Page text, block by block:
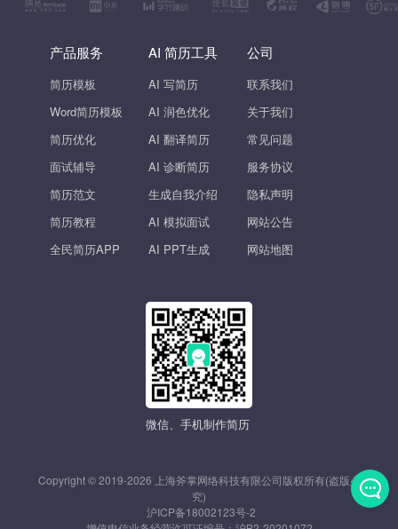
产品服务
简历模板
Word简历模板
简历优化
面试辅导
简历范文
简历教程
全民简历APP
AI 简历工具
AI 写简历
AI 润色优化
AI 翻译简历
AI 诊断简历
生成自我介绍
AI 模拟面试
AI PPT生成
公司
联系我们
关于我们
常见问题
服务协议
隐私声明
网站公告
网站地图
微信、手机制作简历
Copyright © 2019-2026 上海斧掌网络科技有限公司版权所有(盗版必
究)
沪ICP备18002123号-2